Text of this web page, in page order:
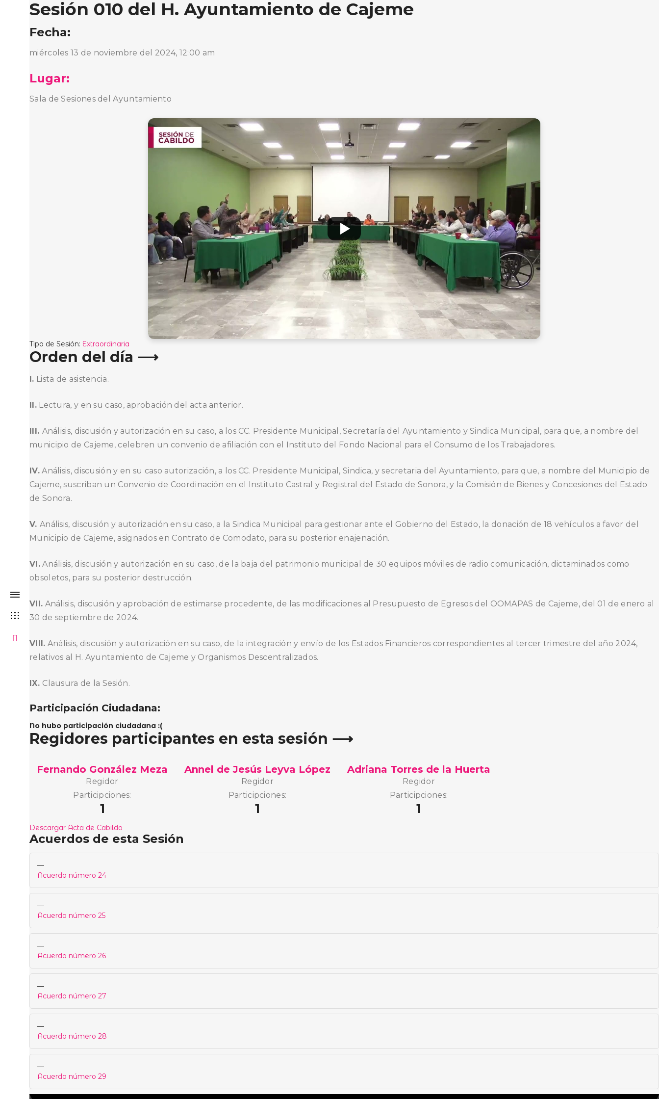
Sesión 010 del H. Ayuntamiento de Cajeme
Fecha:
miércoles 13 de noviembre del 2024, 12:00 am
Lugar:
Sala de Sesiones del Ayuntamiento
Tipo de Sesión: Extraordinaria
Orden del día ⟶
I. Lista de asistencia.
II.Lectura, y en su caso, aprobación del acta anterior.
III. Análisis, discusión y autorización en su caso, a los CC. Presidente Municipal, Secretaría del Ayuntamiento y Sindica Municipal, para que, a nombre del
municipio de Cajeme, celebren un convenio de afiliación con el Instituto del Fondo Nacional para el Consumo de los Trabajadores.
IV.Análisis, discusión y en su caso autorización, a los CC. Presidente Municipal, Sindica, y secretaria del Ayuntamiento, para que, a nombre del Municipio de
Cajeme, suscriban un Convenio de Coordinación en el Instituto Castral y Registral del Estado de Sonora, y la Comisión de Bienes y Concesiones del Estado
de Sonora.
V. Análisis, discusión y autorización en su caso, a la Sindica Municipal para gestionar ante el Gobierno del Estado, la donación de 18 vehículos a favor del
Municipio de Cajeme, asignados en Contrato de Comodato, para su posterior enajenación.
VI.Análisis, discusión y autorización en su caso, de la baja del patrimonio municipal de 30 equipos móviles de radio comunicación, dictaminados como
obsoletos, para su posterior destrucción.
VII. Análisis, discusión y aprobación de estimarse procedente, de las modificaciones al Presupuesto de Egresos del OOMAPAS de Cajeme, del 01 de enero al
30 de septiembre de 2024.
VIII. Análisis, discusión y autorización en su caso, de la integración y envío de los Estados Financieros correspondientes al tercer trimestre del año 2024,
relativos al H. Ayuntamiento de Cajeme y Organismos Descentralizados.
IX. Clausura de la Sesión.
Participación Ciudadana:
No hubo participación ciudadana :(
Regidores participantes en esta sesión ⟶
Fernando González Meza
Regidor
Participciones:
1
Annel de Jesús Leyva López
Regidor
Participciones:
1
Adriana Torres de la Huerta
Regidor
Participciones:
1
Descargar Acta de Cabildo
Acuerdos de esta Sesión
—
Acuerdo número 24
—
Acuerdo número 25
—
Acuerdo número 26
—
Acuerdo número 27
—
Acuerdo número 28
—
Acuerdo número 29